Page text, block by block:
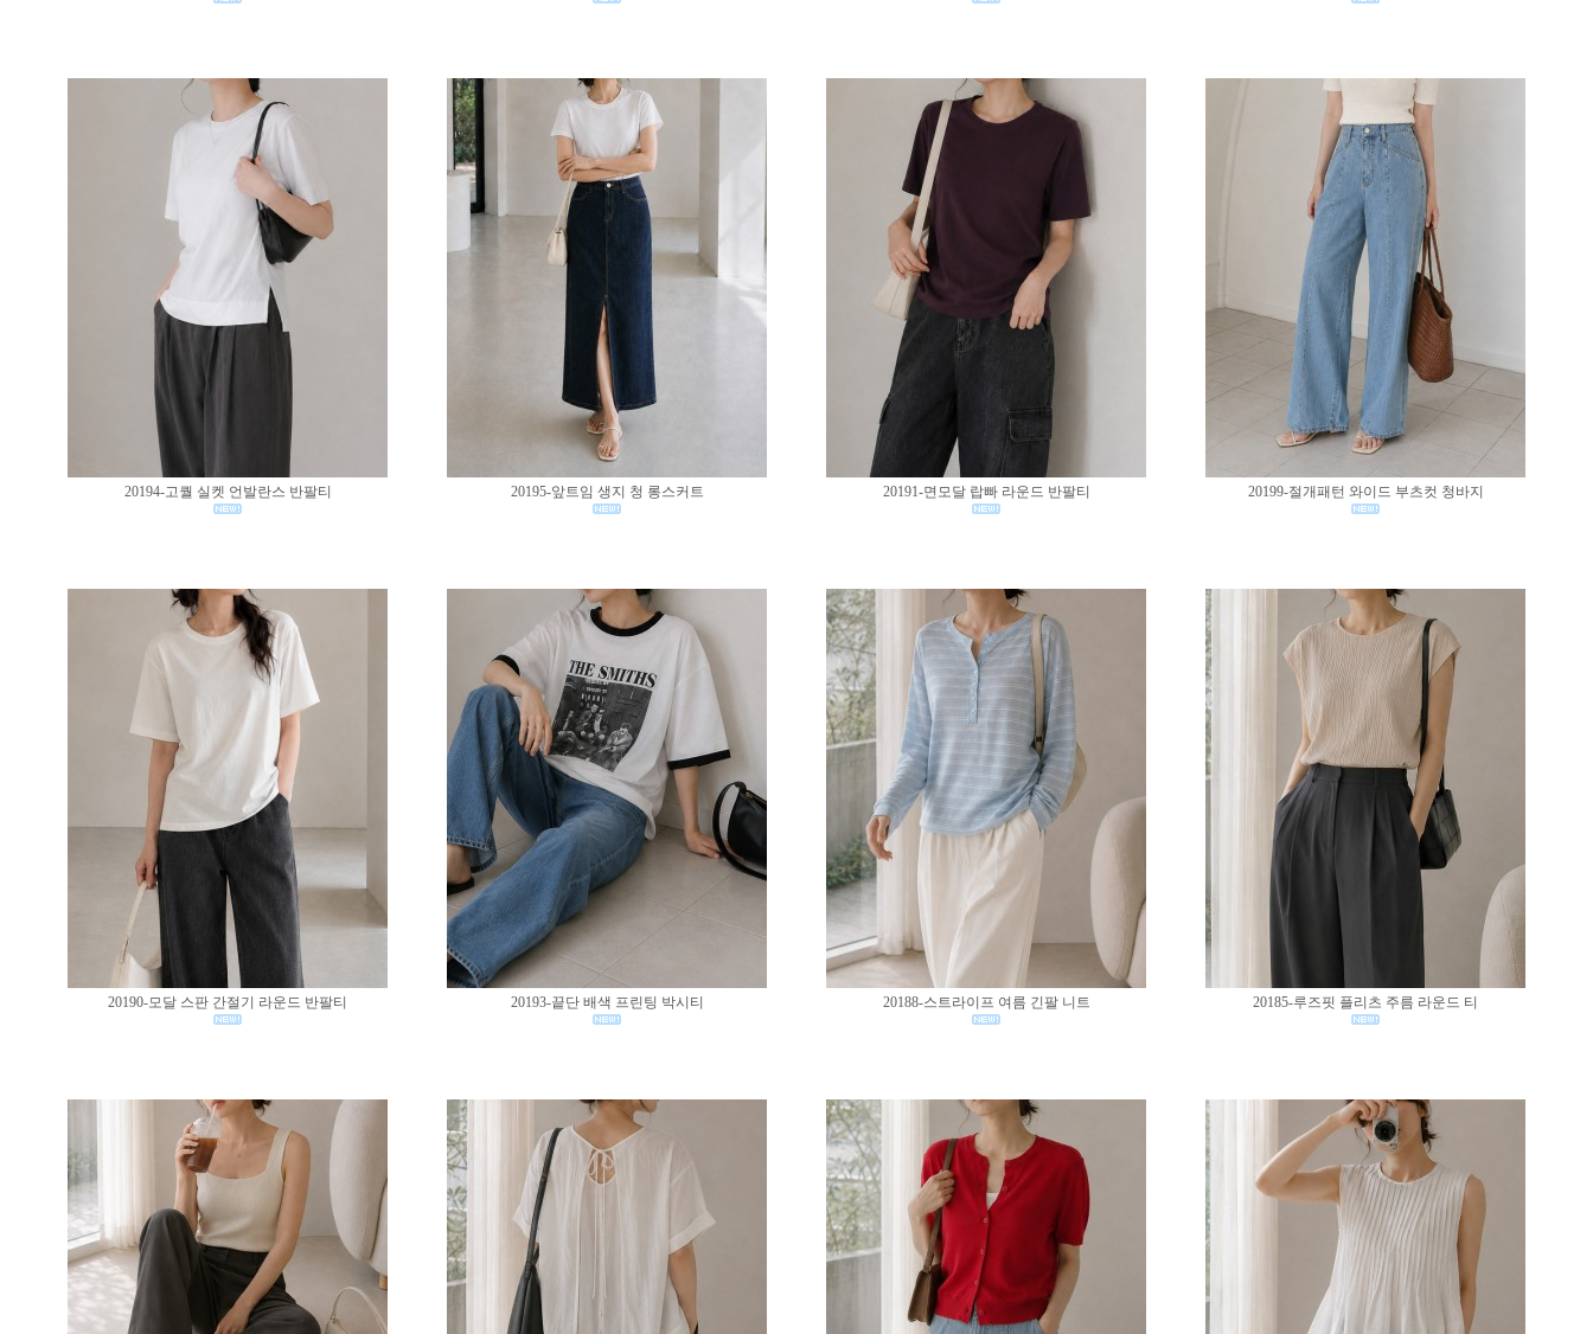
20194-고퀄 실켓 언발란스 반팔티 20195-앞트임 생지 청 롱스커트 20191-면모달 랍빠 라운드 반팔티 20199-절개패턴 와이드 부츠컷 청바지
20190-모달 스판 간절기 라운드 반팔티 20193-끝단 배색 프린팅 박시티 20188-스트라이프 여름 긴팔 니트 20185-루즈핏 플리츠 주름 라운드 티